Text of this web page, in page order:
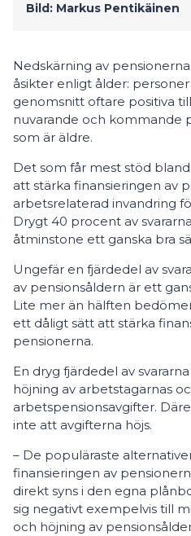
Bild: Markus Pentikäinen
Nedskärning av
åsikter enligt ålder:
genomsnitt oftare positiva
nuvarande och kommande
som är äldre.
Det som får mest stöd
att stärka finansieringen av
arbetsrelaterad invandring
Drygt 40 procent av
åtminstone ett ganska bra
Ungefär en fjärdedel av
av pensionsåldern är ett
Lite mer än hälften
ett dåligt sätt att stärka
pensionerna.
En dryg fjärdedel av
höjning av arbetstagarnas
arbetspensionsavgifter.
inte att avgifterna höjs.
– De populäraste
finansieringen av
direkt syns i den egna
sig negativt exempelvis till
och höjning av